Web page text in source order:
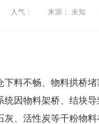
人气： 来源： 未知
下料不畅、物料拱桥
统因物料架桥、结块
灰、活性炭等干粉物